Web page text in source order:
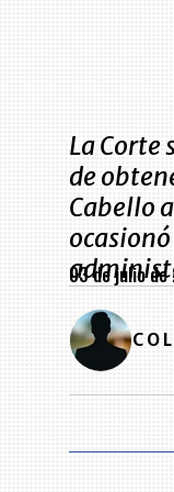
La Corte
de
Cabello
03 de julio